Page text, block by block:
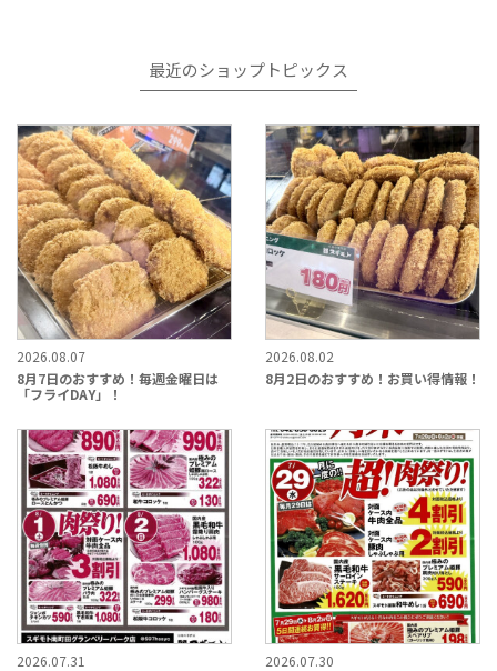
最近のショップトピックス
2026.08.07
8月7日のおすすめ！毎週金曜日は
「フライDAY」！
2026.08.02
8月2日のおすすめ！お買い得情報！
2026.07.31
2026.07.30